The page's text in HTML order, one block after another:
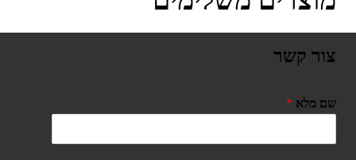
צור קשר
שם מלא *